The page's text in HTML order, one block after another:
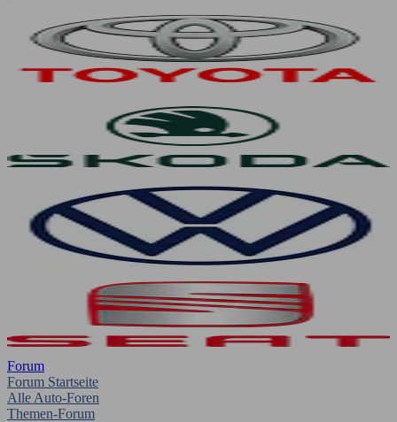
Forum
Forum Startseite
Alle Auto-Foren
Themen-Forum